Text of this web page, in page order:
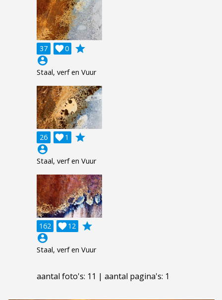
37 0

grade
account_circle
Staal, verf en Vuur
26 1

grade
account_circle
Staal, verf en Vuur
162 12

grade
account_circle
Staal, verf en Vuur
aantal foto's: 11 | aantal pagina's: 1